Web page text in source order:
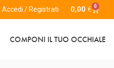
Accedi / Registrati 0,00 € 0
COMPONI IL TUO OCCHIALE